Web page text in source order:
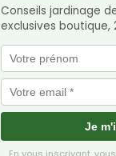
Conseils jardinage
exclusives boutique,
Je